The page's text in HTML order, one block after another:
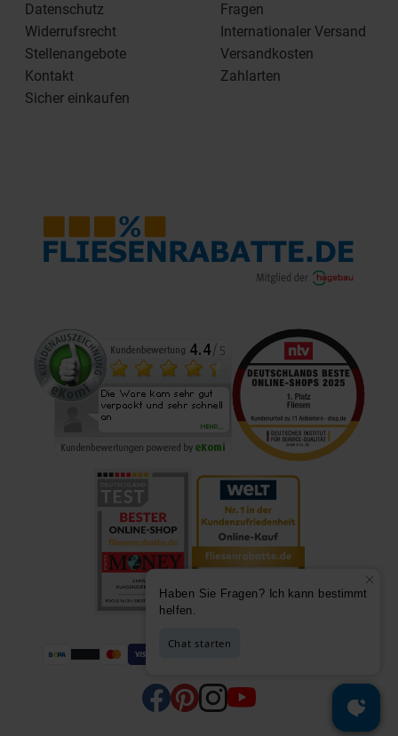
Datenschutz
Widerrufsrecht
Stellenangebote
Kontakt
Sicher einkaufen
Fragen
Internationaler Versand
Versandkosten
Zahlarten